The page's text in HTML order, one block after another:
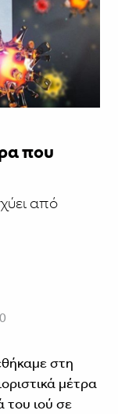
που
από
στη
μέτρα
του ιού σε